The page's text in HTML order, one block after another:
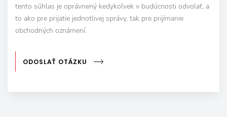
tento súhlas je oprávnený kedykoľvek v budúcnosti odvolať, a
to ako pre prijatie jednotlivej správy, tak pre prijímanie
obchodných oznámení.
ODOSLAŤ OTÁZKU